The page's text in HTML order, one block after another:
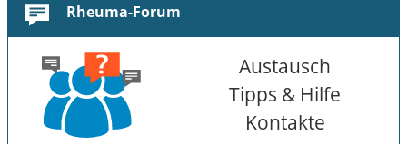
Rheuma-Forum
Austausch
Tipps & Hilfe
Kontakte